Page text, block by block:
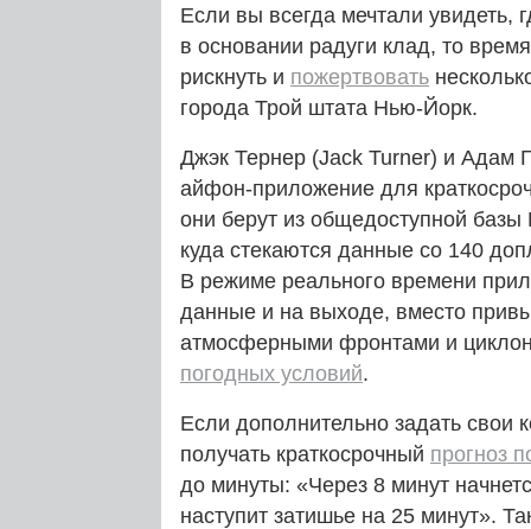
Если вы всегда мечтали увидеть,
в основании радуги клад, то
рискнуть и пожертвовать
города Трой штата Нью-Йорк.
Джэк Тернер (Jack Turner) и Адам
айфон-приложение для
они берут из общедоступной
куда стекаются данные со 140
В режиме реального времени
данные и на выходе, вместо
атмосферными фронтами и
погодных условий.
Если дополнительно задать свои
получать краткосрочный прогноз
до минуты: «Через 8 минут
наступит затишье на 25 минут».